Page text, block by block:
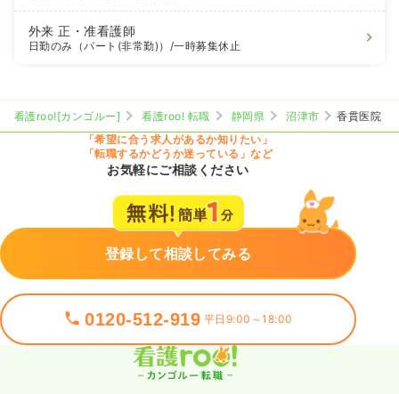
外来正・准看護師
日勤のみ（パート(非常勤)） /一時募集休止
看護roo![カンゴルー] 看護roo! 転職 静岡県 沼津市
香貫医院
「希望に合う求人があるか知りたい」
「転職するかどうか迷っている」など
お気軽にご相談ください
登録して相談してみる
0120-512-919 平日9:00～18:00